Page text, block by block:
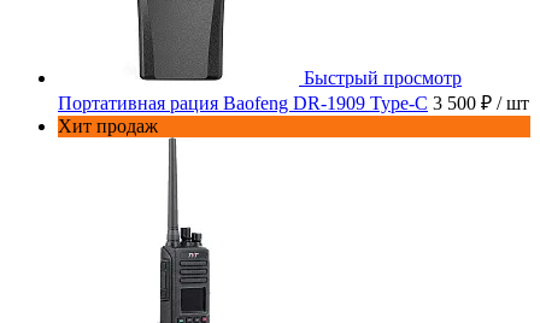
Быстрый просмотр
Портативная рация Baofeng DR-1909 Type-C 3 500 ₽ / шт
Хит продаж